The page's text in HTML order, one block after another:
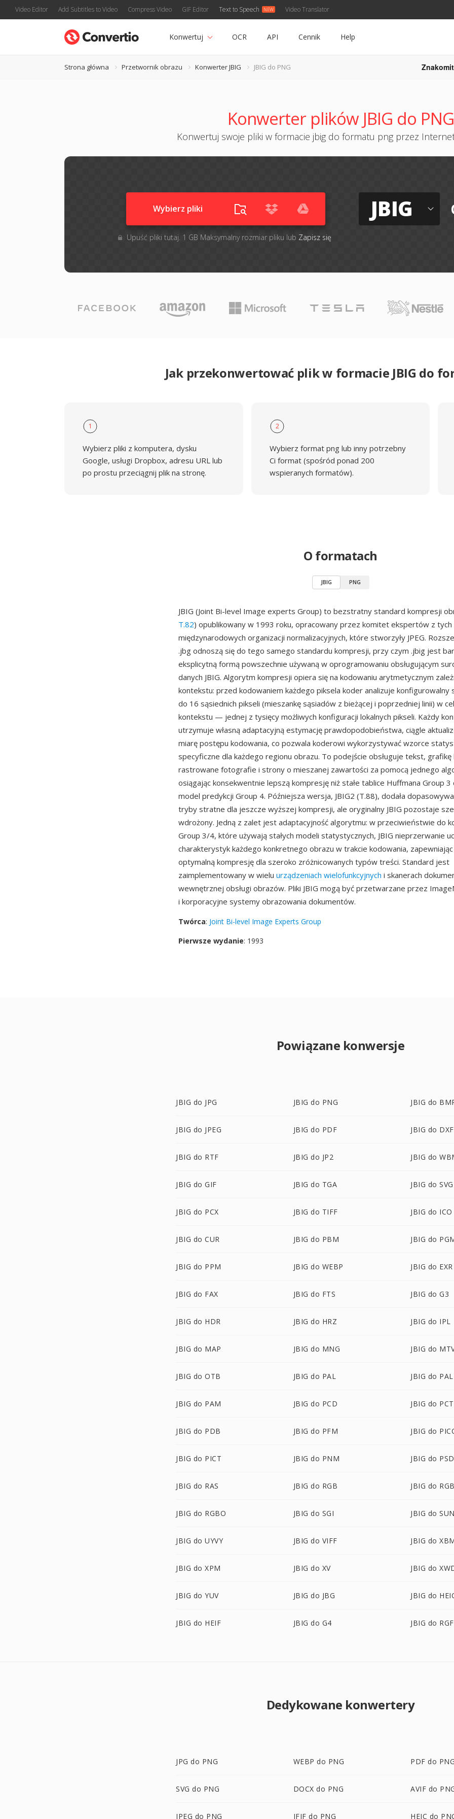
Video Editor Add Subtitles to Video Compress Video GIF Editor Text to Speech Video Translator
Konwertuj OCR API Cennik Help
Strona główna Przetwornik obrazu Konwerter JBIG JBIG do PNG
Konwerter plików JBIG do PNG
Konwertuj swoje pliki w formacie jbig do formatu png przez
Wybierz pliki
Upuść pliki tutaj. 1 GB Maksymalny rozmiar pliku lub Zapisz się
JBIG
Jak przekonwertować plik w formacie JBIG do
1
Wybierz pliki z komputera, dysku
Google, usługi Dropbox, adresu URL lub
po prostu przeciągnij plik na stronę.
2
Wybierz format png lub inny potrzebny
Ci format (spośród ponad 200
wspieranych formatów).
O formatach
JBIG PNG
JBIG (Joint Bi-level Image experts Group) to bezstratny standard kompresji
T.82) opublikowany w 1993 roku, opracowany przez komitet ekspertów z tych
międzynarodowych organizacji normalizacyjnych, które stworzyły JPEG.
.jbg odnoszą się do tego samego standardu kompresji, przy czym .jbig jest
eksplicytną formą powszechnie używaną w oprogramowaniu obsługującym
danych JBIG. Algorytm kompresji opiera się na kodowaniu arytmetycznym
kontekstu: przed kodowaniem każdego piksela koder analizuje konfigurowalny
do 16 sąsiednich pikseli (mieszankę sąsiadów z bieżącej i poprzedniej linii) w
kontekstu — jednej z tysięcy możliwych konfiguracji lokalnych pikseli. Każdy
utrzymuje własną adaptacyjną estymację prawdopodobieństwa, ciągle
miarę postępu kodowania, co pozwala koderowi wykorzystywać wzorce
specyficzne dla każdego regionu obrazu. To podejście obsługuje tekst, grafikę
rastrowane fotografie i strony o mieszanej zawartości za pomocą jednego
osiągając konsekwentnie lepszą kompresję niż stałe tablice Huffmana Group
model predykcji Group 4. Późniejsza wersja, JBIG2 (T.88), dodała
tryby stratne dla jeszcze wyższej kompresji, ale oryginalny JBIG pozostaje
wdrożony. Jedną z zalet jest adaptacyjność algorytmu: w przeciwieństwie do
Group 3/4, które używają stałych modeli statystycznych, JBIG nieprzerwanie
charakterystyk każdego konkretnego obrazu w trakcie kodowania,
optymalną kompresję dla szeroko zróżnicowanych typów treści. Standard jest
zaimplementowany w wielu urządzeniach wielofunkcyjnych i skanerach
wewnętrznej obsługi obrazów. Pliki JBIG mogą być przetwarzane przez
i korporacyjne systemy obrazowania dokumentów.
Twórca: Joint Bi-level Image Experts Group
Pierwsze wydanie: 1993
Powiązane konwersje
JBIG do JPG JBIG do PNG JBIG do
JBIG do JPEG JBIG do PDF JBIG do DXF
JBIG do RTF JBIG do JP2 JBIG do
JBIG do GIF JBIG do TGA JBIG do SVG
JBIG do PCX JBIG do TIFF JBIG do ICO
JBIG do CUR JBIG do PBM JBIG do
JBIG do PPM JBIG do WEBP JBIG do EXR
JBIG do FAX JBIG do FTS JBIG do G3
JBIG do HDR JBIG do HRZ JBIG do IPL
JBIG do MAP JBIG do MNG JBIG do
JBIG do OTB JBIG do PAL JBIG do
JBIG do PAM JBIG do PCD JBIG do PCT
JBIG do PDB JBIG do PFM JBIG do
JBIG do PICT JBIG do PNM JBIG do PSD
JBIG do RAS JBIG do RGB JBIG do
JBIG do RGBO JBIG do SGI JBIG do
JBIG do UYVY JBIG do VIFF JBIG do
JBIG do XPM JBIG do XV JBIG do
JBIG do YUV JBIG do JBG JBIG do
JBIG do HEIF JBIG do G4 JBIG do RGF
Dedykowane konwertery
JPG do PNG WEBP do PNG PDF do
SVG do PNG DOCX do PNG AVIF do
JPEG do PNG JFIF do PNG HEIC do